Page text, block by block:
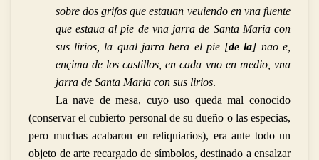
sobre dos grifos que estauan veuiendo en vna fuente
que estaua al pie de vna jarra de Santa Maria con
sus lirios, la qual jarra hera el pie [de la] nao e,
ençima de los castillos, en cada vno en medio, vna
jarra de Santa Maria con sus lirios.
La nave de mesa, cuyo uso queda mal conocido
(conservar el cubierto personal de su dueño o las especias,
pero muchas acabaron en reliquiarios), era ante todo un
objeto de arte recargado de símbolos, destinado a ensalzar